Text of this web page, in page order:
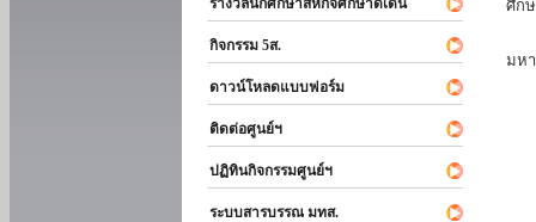
รางวัลนักศึกษาสหกิจศึกษาดีเด่น
กิจกรรม 5ส.
ดาวน์โหลดแบบฟอร์ม
ติดต่อศูนย์ฯ
ปฏิทินกิจกรรมศูนย์ฯ
ระบบสารบรรณ มทส.
ศึก
มห